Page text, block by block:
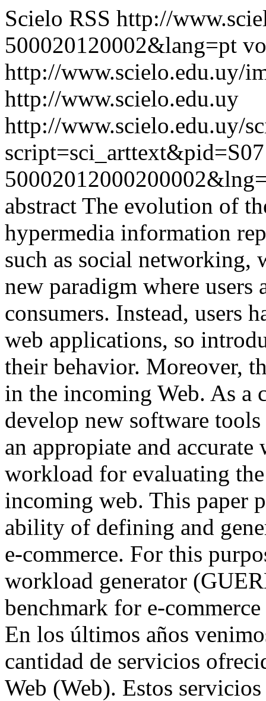
Scielo RSS http://
500020120002&lang=pt
http://www.scielo.edu.uy/
http://www.scielo.edu.uy
http://www.scielo.edu.uy/
abstract The evolution of
hypermedia information
such as social networking,
new paradigm where users
consumers. Instead, users
web applications, so
their behavior. Moreover,
in the incoming Web. As a
develop new software
an appropiate and
workload for evaluating
incoming web. This paper
ability of defining and
e-commerce. For this
workload generator
benchmark for e-
En los últimos años
cantidad de servicios
Web (Web). Estos